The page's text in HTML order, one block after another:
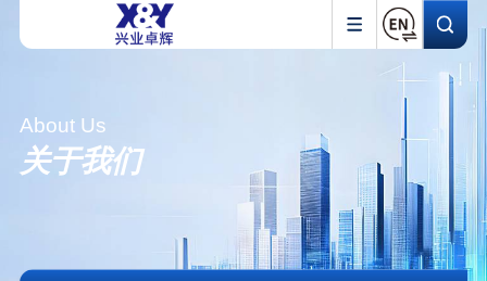
About Us
关于我们